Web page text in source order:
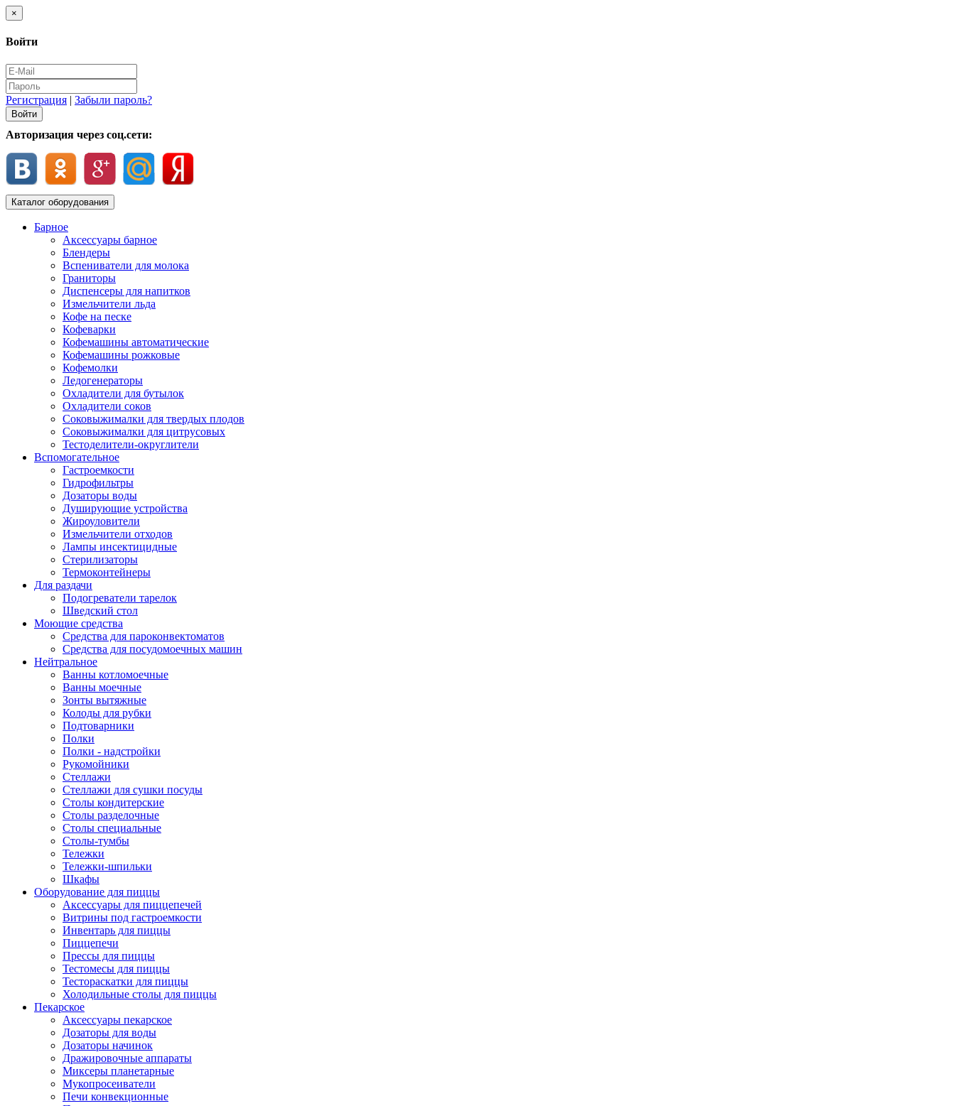
×
Войти
Регистрация | Забыли пароль?
Авторизация через соц.сети:
Каталог оборудования
Барное
Аксессуары барное
Блендеры
Вспениватели для молока
Граниторы
Диспенсеры для напитков
Измельчители льда
Кофе на песке
Кофеварки
Кофемашины автоматические
Кофемашины рожковые
Кофемолки
Ледогенераторы
Охладители для бутылок
Охладители соков
Соковыжималки для твердых плодов
Соковыжималки для цитрусовых
Тестоделители-округлители
Вспомогательное
Гастроемкости
Гидрофильтры
Дозаторы воды
Душирующие устройства
Жироуловители
Измельчители отходов
Лампы инсектицидные
Стерилизаторы
Термоконтейнеры
Для раздачи
Подогреватели тарелок
Шведский стол
Моющие средства
Средства для пароконвектоматов
Средства для посудомоечных машин
Нейтральное
Ванны котломоечные
Ванны моечные
Зонты вытяжные
Колоды для рубки
Подтоварники
Полки
Полки - надстройки
Рукомойники
Стеллажи
Стеллажи для сушки посуды
Столы кондитерские
Столы разделочные
Столы специальные
Столы-тумбы
Тележки
Тележки-шпильки
Шкафы
Оборудование для пиццы
Аксессуары для пиццепечей
Витрины под гастроемкости
Инвентарь для пиццы
Пиццепечи
Прессы для пиццы
Тестомесы для пиццы
Тестораскатки для пиццы
Холодильные столы для пиццы
Пекарское
Аксессуары пекарское
Дозаторы для воды
Дозаторы начинок
Дражировочные аппараты
Миксеры планетарные
Мукопросеиватели
Печи конвекционные